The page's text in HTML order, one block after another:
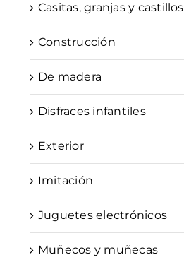
Casitas, granjas y castillos
Construcción
De madera
Disfraces infantiles
Exterior
Imitación
Juguetes electrónicos
Muñecos y muñecas